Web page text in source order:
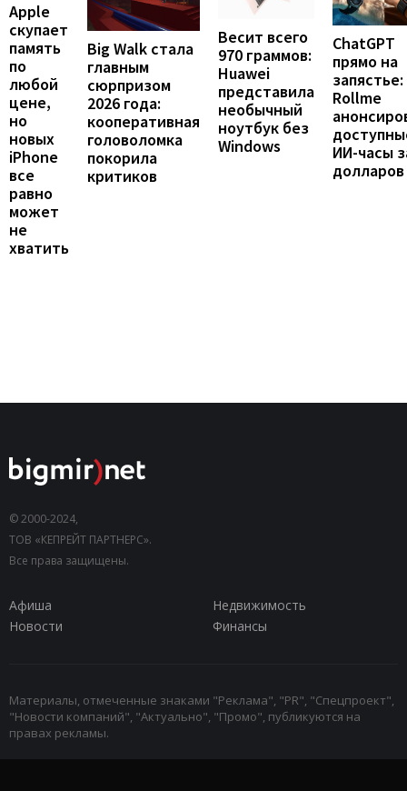
Apple
скупает
память
по
любой
цене,
но
новых
iPhone
все
равно
может
не
хватить
Big Walk стала
главным
сюрпризом
2026 года:
кооперативная
головоломка
покорила
критиков
Весит всего
970 граммов:
Huawei
представила
необычный
ноутбук без
Windows
ChatGPT
прямо на
запястье:
Rollme
ИИ-часы
долларов
© 2000-2024,
ТОВ «КЕПРЕЙТ ПАРТНЕРС».
Все права защищены.
Афиша
Недвижимость
Новости
Финансы
Материалы, отмеченные знаками "Реклама", "PR", "Спецпроект",
"Новости компаний", "Актуально", "Промо", публикуются на
правах рекламы.